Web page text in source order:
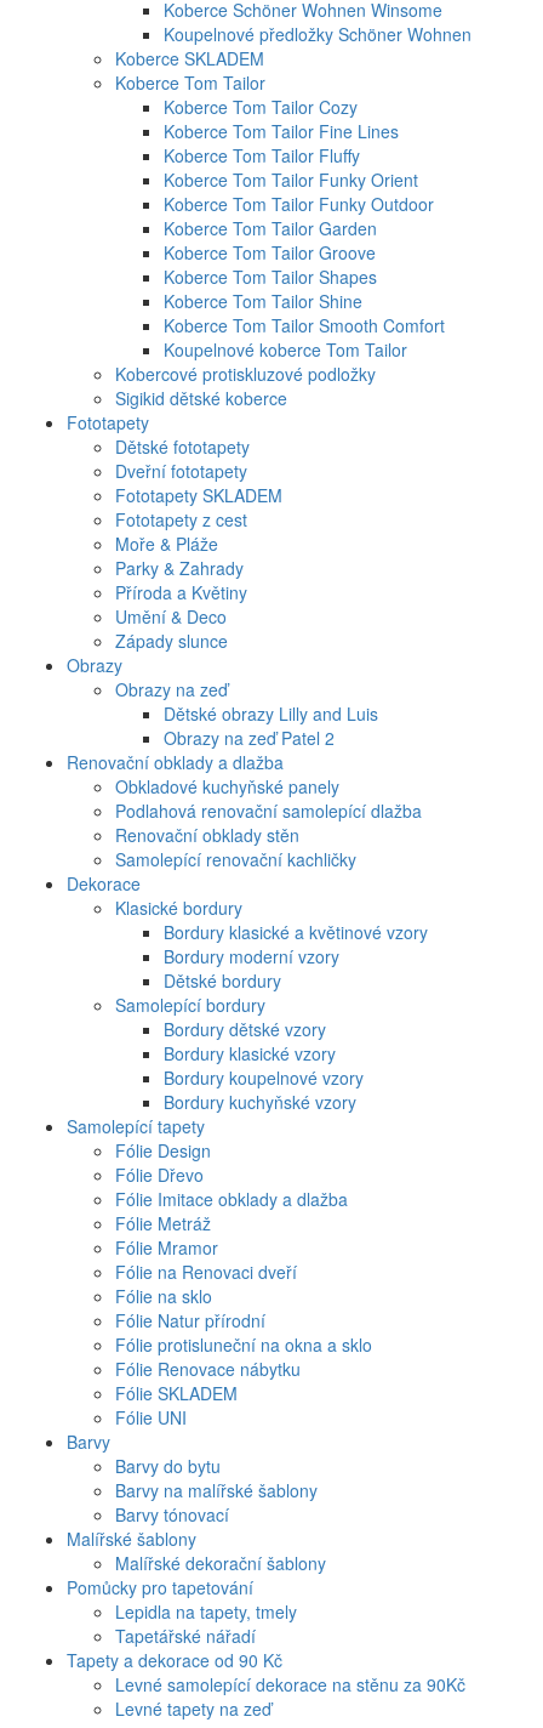
Koberce Schöner Wohnen Winsome
Koupelnové předložky Schöner Wohnen
Koberce SKLADEM
Koberce Tom Tailor
Koberce Tom Tailor Cozy
Koberce Tom Tailor Fine Lines
Koberce Tom Tailor Fluffy
Koberce Tom Tailor Funky Orient
Koberce Tom Tailor Funky Outdoor
Koberce Tom Tailor Garden
Koberce Tom Tailor Groove
Koberce Tom Tailor Shapes
Koberce Tom Tailor Shine
Koberce Tom Tailor Smooth Comfort
Koupelnové koberce Tom Tailor
Kobercové protiskluzové podložky
Sigikid dětské koberce
Fototapety
Dětské fototapety
Dveřní fototapety
Fototapety SKLADEM
Fototapety z cest
Moře & Pláže
Parky & Zahrady
Příroda a Květiny
Umění & Deco
Západy slunce
Obrazy
Obrazy na zeď
Dětské obrazy Lilly and Luis
Obrazy na zeď Patel 2
Renovační obklady a dlažba
Obkladové kuchyňské panely
Podlahová renovační samolepící dlažba
Renovační obklady stěn
Samolepící renovační kachličky
Dekorace
Klasické bordury
Bordury klasické a květinové vzory
Bordury moderní vzory
Dětské bordury
Samolepící bordury
Bordury dětské vzory
Bordury klasické vzory
Bordury koupelnové vzory
Bordury kuchyňské vzory
Samolepící tapety
Fólie Design
Fólie Dřevo
Fólie Imitace obklady a dlažba
Fólie Metráž
Fólie Mramor
Fólie na Renovaci dveří
Fólie na sklo
Fólie Natur přírodní
Fólie protisluneční na okna a sklo
Fólie Renovace nábytku
Fólie SKLADEM
Fólie UNI
Barvy
Barvy do bytu
Barvy na malířské šablony
Barvy tónovací
Malířské šablony
Malířské dekorační šablony
Pomůcky pro tapetování
Lepidla na tapety, tmely
Tapetářské nářadí
Tapety a dekorace od 90 Kč
Levné samolepící dekorace na stěnu za 90Kč
Levné tapety na zeď